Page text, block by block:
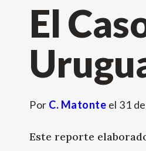
El
Por C. Matonte el 31
Este reporte